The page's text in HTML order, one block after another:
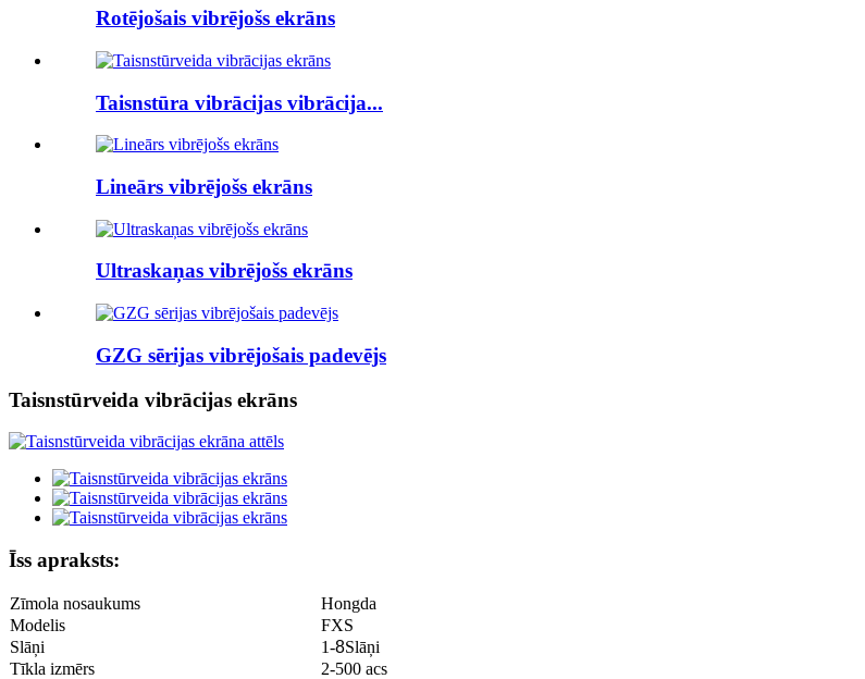
Rotējošais vibrējošs ekrāns
Taisnstūra vibrācijas vibrācija...
Lineārs vibrējošs ekrāns
Ultraskaņas vibrējošs ekrāns
GZG sērijas vibrējošais padevējs
Taisnstūrveida vibrācijas ekrāns
Īss apraksts:
Zīmola nosaukums
Hongda
Modelis
FXS
Slāņi
1-8Slāņi
Tīkla izmērs
2-500 acs